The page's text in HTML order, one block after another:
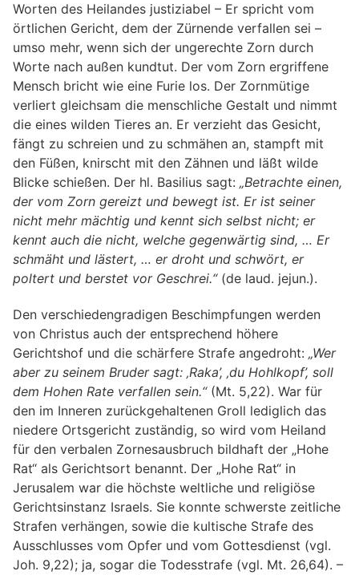
Worten des Heilandes justiziabel – Er spricht vom
örtlichen Gericht, dem der Zürnende verfallen sei –
umso mehr, wenn sich der ungerechte Zorn durch
Worte nach außen kundtut. Der vom Zorn ergriffene
Mensch bricht wie eine Furie los. Der Zornmütige
verliert gleichsam die menschliche Gestalt und nimmt
die eines wilden Tieres an. Er verzieht das Gesicht,
fängt zu schreien und zu schmähen an, stampft mit
den Füßen, knirscht mit den Zähnen und läßt wilde
Blicke schießen. Der hl. Basilius sagt: „Betrachte einen,
der vom Zorn gereizt und bewegt ist. Er ist seiner
nicht mehr mächtig und kennt sich selbst nicht; er
kennt auch die nicht, welche gegenwärtig sind, … Er
schmäht und lästert, … er droht und schwört, er
poltert und berstet vor Geschrei.“(de laud. jejun.).
Den verschiedengradigen Beschimpfungen werden
von Christus auch der entsprechend höhere
Gerichtshof und die schärfere Strafe angedroht: „Wer
aber zu seinem Bruder sagt: ‚Raka’, ‚du Hohlkopf’, soll
dem Hohen Rate verfallen sein.“(Mt. 5,22). War für
den im Inneren zurückgehaltenen Groll lediglich das
niedere Ortsgericht zuständig, so wird vom Heiland
für den verbalen Zornesausbruch bildhaft der „Hohe
Rat“ als Gerichtsort benannt. Der „Hohe Rat“ in
Jerusalem war die höchste weltliche und religiöse
Gerichtsinstanz Israels. Sie konnte schwerste zeitliche
Strafen verhängen, sowie die kultische Strafe des
Ausschlusses vom Opfer und vom Gottesdienst (vgl.
Joh. 9,22); ja, sogar die Todesstrafe (vgl. Mt. 26,64). –